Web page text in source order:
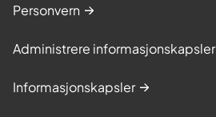
Personvern
Administrere informasjonskapsler
Informasjonskapsler